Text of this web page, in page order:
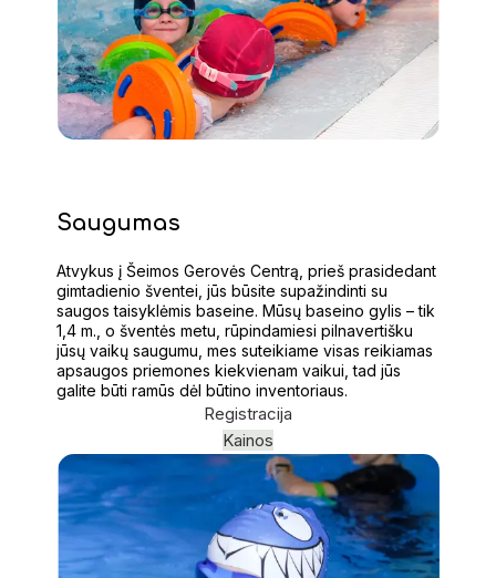
Saugumas
Atvykus į Šeimos Gerovės Centrą, prieš prasidedant
gimtadienio šventei, jūs būsite supažindinti su
saugos taisyklėmis baseine. Mūsų baseino gylis – tik
1,4 m., o šventės metu, rūpindamiesi pilnavertišku
jūsų vaikų saugumu, mes suteikiame visas reikiamas
apsaugos priemones kiekvienam vaikui, tad jūs
galite būti ramūs dėl būtino inventoriaus.
Registracija
Kainos